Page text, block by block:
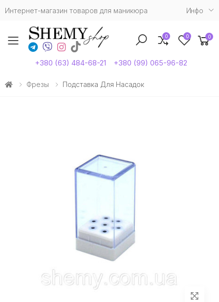
Интернет-магазин товаров для маникюра Инфо
Toggle mobile menu
+380 (63) 484-68-21 +380 (99) 065-96-82
0 0 0
Фрезы Подставка Для Насадок